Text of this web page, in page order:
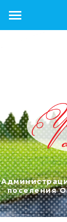
поселения